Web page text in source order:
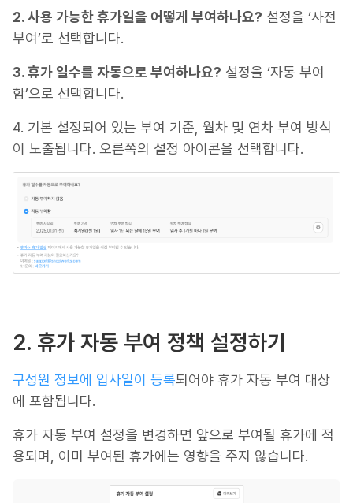
2. 사용 가능한 휴가일을 어떻게 부여하나요? 설정을 ‘사전
부여’로 선택합니다.
3. 휴가 일수를 자동으로 부여하나요? 설정을 ‘자동 부여
함’으로 선택합니다.
4. 기본 설정되어 있는 부여 기준, 월차 및 연차 부여 방식
이 노출됩니다. 오른쪽의 설정 아이콘을 선택합니다.
2. 휴가 자동 부여 정책 설정하기
구성원 정보에 입사일이 등록되어야 휴가 자동 부여 대상
에 포함됩니다.
휴가 자동 부여 설정을 변경하면 앞으로 부여될 휴가에 적
용되며, 이미 부여된 휴가에는 영향을 주지 않습니다.